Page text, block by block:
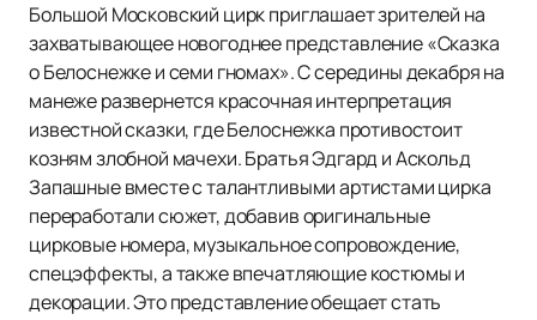
Большой Московский цирк приглашает зрителей на
захватывающее новогоднее представление «Сказка
о Белоснежке и семи гномах». С середины декабря на
манеже развернется красочная интерпретация
известной сказки, где Белоснежка противостоит
козням злобной мачехи. Братья Эдгард и Аскольд
Запашные вместе с талантливыми артистами цирка
переработали сюжет, добавив оригинальные
цирковые номера, музыкальное сопровождение,
спецэффекты, а также впечатляющие костюмы и
декорации. Это представление обещает стать